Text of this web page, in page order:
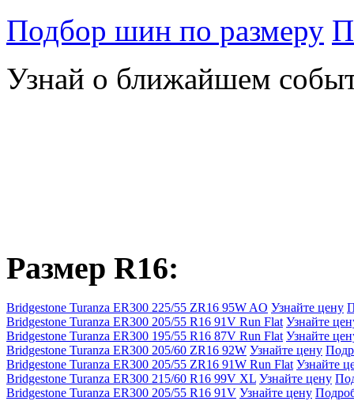
Подбор шин по размеру
Узнай о ближайшем
Размер R16:
Bridgestone Turanza ER300 225/55 ZR16 95W AO Узнайте цену
Bridgestone Turanza ER300 205/55 R16 91V Run Flat Узнайте
Bridgestone Turanza ER300 195/55 R16 87V Run Flat Узнайте
Bridgestone Turanza ER300 205/60 ZR16 92W Узнайте цену
Bridgestone Turanza ER300 205/55 ZR16 91W Run Flat Узнайте
Bridgestone Turanza ER300 215/60 R16 99V XL Узнайте цену
Bridgestone Turanza ER300 205/55 R16 91V Узнайте цену